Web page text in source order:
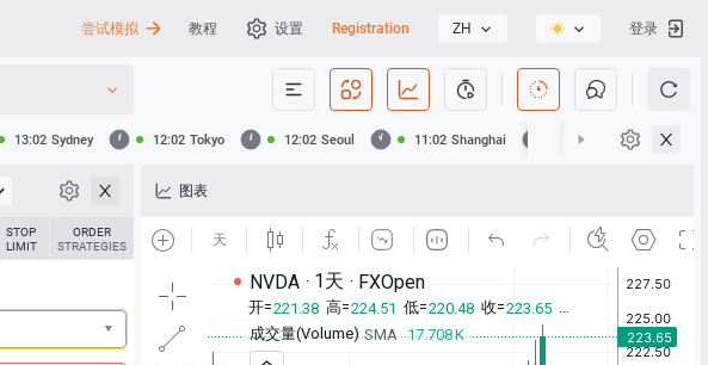
尝试模拟 教程 设置 Registration ZH 登录
13:02 Sydney 12:02 Tokyo 12:02 Seoul 11:02 Shanghai 11:02 Hong Kong
STOP
LIMIT
ORDER
STRATEGIES
图表